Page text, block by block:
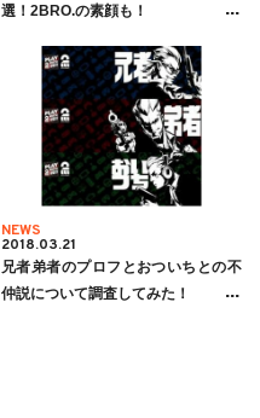
選！2BRO.の素顔も！
NEWS
2018.03.21
兄者弟者のプロフとおついちとの不
仲説について調査してみた！